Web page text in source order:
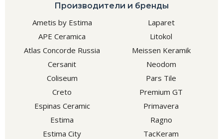
Производители и бренды
Ametis by Estima
APE Ceramica
Atlas Concorde Russia
Cersanit
Coliseum
Creto
Espinas Ceramic
Estima
Estima City
Laparet
Litokol
Meissen Keramik
Neodom
Pars Tile
Premium GT
Primavera
Ragno
TacKeram